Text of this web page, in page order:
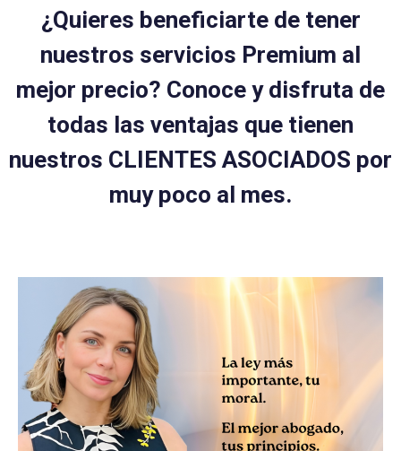
¿Quieres beneficiarte de tener
nuestros servicios Premium al
mejor precio? Conoce y disfruta de
todas las ventajas que tienen
nuestros CLIENTES ASOCIADOS por
muy poco al mes.